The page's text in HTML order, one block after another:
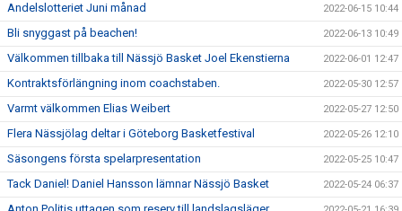
Andelslotteriet Juni månad 2022-06-15 10:44
Bli snyggast på beachen! 2022-06-13 10:49
Välkommen tillbaka till Nässjö Basket Joel Ekenstierna 2022-06-01 12:47
Kontraktsförlängning inom coachstaben. 2022-05-30 12:57
Varmt välkommen Elias Weibert 2022-05-27 12:50
Flera Nässjölag deltar i Göteborg Basketfestival 2022-05-26 12:10
Säsongens första spelarpresentation 2022-05-25 10:47
Tack Daniel! Daniel Hansson lämnar Nässjö Basket 2022-05-24 06:37